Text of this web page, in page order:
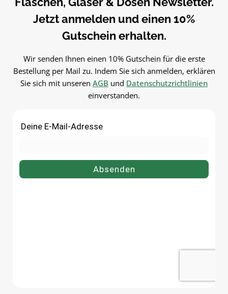
antik bequem online bei flaschen-
glaeser-und-dosen.de.
Flüssigkeiten – wiederbefüllbar
und vielseitig.PflegehinweiseVor
dem ersten Gebrauch mit
warmem Wasser
empfohlenGut trocknen
lassenJetzt bestellenBestelle
deinen Flasche in schwarz
bequem online bei flaschen-
Gebrauch reinigenGut
lassenJetzt
Schraubverschlüsse
online bei flaschen-glaeser-
Jetzt anmelden und einen 10%
Gutschein erhalten.
Wir senden Ihnen einen 10% Gutschein für die erste
Bestellung per Mail zu. Indem Sie sich anmelden, erklären
Sie sich mit unseren AGB und Datenschutzrichtlinien
einverstanden.